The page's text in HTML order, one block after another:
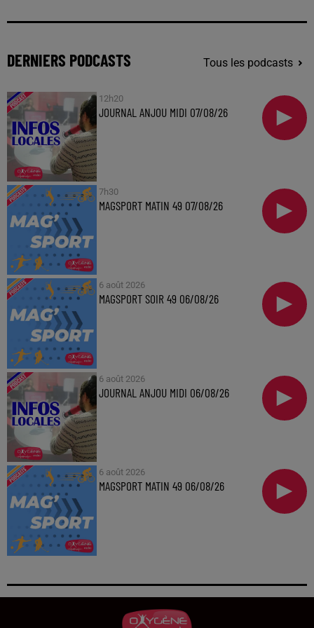
DERNIERS PODCASTS Tous les podcasts
12h20
JOURNAL ANJOU MIDI 07/08/26
7h30
MAGSPORT MATIN 49 07/08/26
6 août 2026
MAGSPORT SOIR 49 06/08/26
6 août 2026
JOURNAL ANJOU MIDI 06/08/26
6 août 2026
MAGSPORT MATIN 49 06/08/26